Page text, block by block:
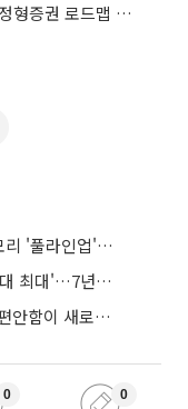
STO 하위법규 예상안, 풀링·거래한도·정형증권 로드맵 제시
D램·낸드 모두 세계 1위…삼성, AI 메모리 '풀라인업'으로 승부
갤럭시 Z 폴드8, 사전판매 144만대 '역대 최대'…7년만에 갤노트10 기록 넘어
'여권'에서 영감 받은 갤럭시 폴드8…"편안함이 새로운 디자인 경쟁력"
0 0